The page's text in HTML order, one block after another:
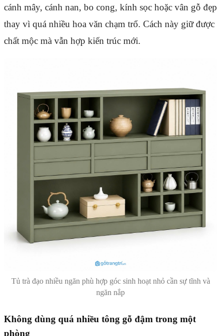
cánh mây, cánh nan, bo cong, kính sọc hoặc vân gỗ đẹp
thay vì quá nhiều hoa văn chạm trổ. Cách này giữ được
chất mộc mà vẫn hợp kiến trúc mới.
Tủ trà đạo nhiều ngăn phù hợp góc sinh hoạt nhỏ cần sự tĩnh và
ngăn nắp
Không dùng quá nhiều tông gỗ đậm trong một
phòng